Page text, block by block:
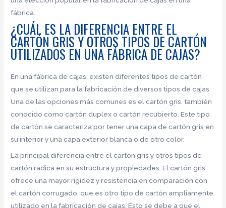
fábrica.
¿CUÁL ES LA DIFERENCIA ENTRE EL
CARTÓN GRIS Y OTROS TIPOS DE CARTÓN
UTILIZADOS EN UNA FÁBRICA DE CAJAS?
En una fábrica de cajas, existen diferentes tipos de cartón
que se utilizan para la fabricación de diversos tipos de cajas.
Una de las opciones más comunes es el cartón gris, también
conocido como cartón duplex o cartón recubierto. Este tipo
de cartón se caracteriza por tener una capa de cartón gris en
su interior y una capa exterior blanca o de otro color.
La principal diferencia entre el cartón gris y otros tipos de
cartón radica en su estructura y propiedades. El cartón gris
ofrece una mayor rigidez y resistencia en comparación con
el cartón corrugado, que es otro tipo de cartón ampliamente
utilizado en la fabricación de cajas. Esto se debe a que el